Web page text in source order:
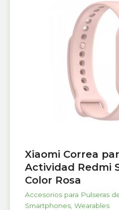
Xiaomi Correa
Actividad Redmi
Color Rosa
Accesorios para Pulseras
Smartphones, Wearables